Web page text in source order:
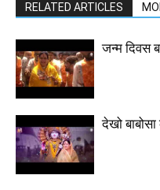
RELATED ARTICLES
जन्म दिवस
देखो